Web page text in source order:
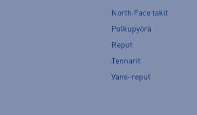
North Face takit
Polkupyörä
Reput
Tennarit
Vans-reput